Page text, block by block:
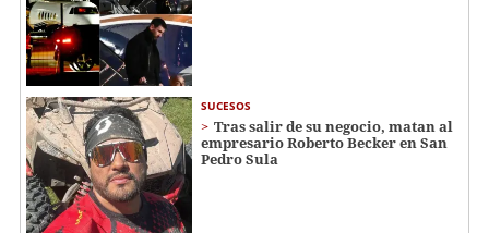
SUCESOS
Tras salir de su negocio, matan al
empresario Roberto Becker en San
Pedro Sula